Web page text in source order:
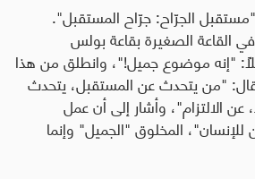
الجرّاح: جرّاح المستقبل".
القاعة الصغيرة بقاعة بولس
"إنه موضوع جميل!"، وانطلق من هذا
"من يتحدث عن المستقبل، يتحدث
عن الالتزام"، وأشار إلى أن عمل
المخلوق "الجميل" وإنما